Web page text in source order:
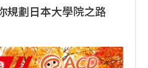
規劃日本大學院之路